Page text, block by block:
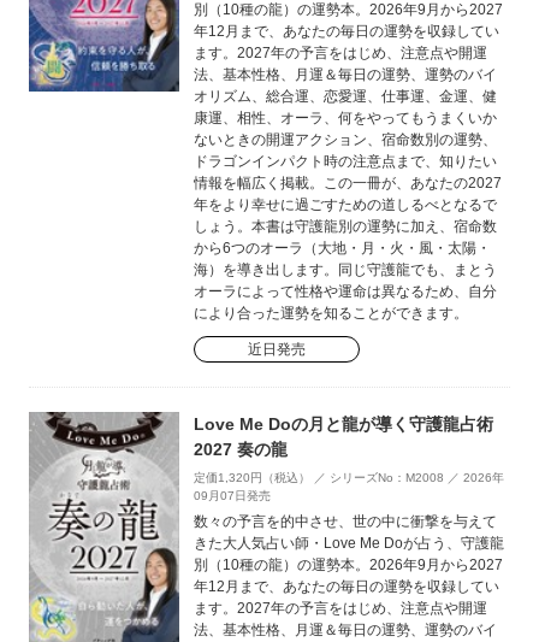
別（10種の龍）の運勢本。2026年9月から2027
年12月まで、あなたの毎日の運勢を収録してい
ます。2027年の予言をはじめ、注意点や開運
法、基本性格、月運＆毎日の運勢、運勢のバイ
オリズム、総合運、恋愛運、仕事運、金運、健
康運、相性、オーラ、何をやってもうまくいか
ないときの開運アクション、宿命数別の運勢、
ドラゴンインパクト時の注意点まで、知りたい
情報を幅広く掲載。この一冊が、あなたの2027
年をより幸せに過ごすための道しるべとなるで
しょう。本書は守護龍別の運勢に加え、宿命数
から6つのオーラ（大地・月・火・風・太陽・
海）を導き出します。同じ守護龍でも、まとう
オーラによって性格や運命は異なるため、自分
により合った運勢を知ることができます。
近日発売
Love Me Doの月と龍が導く守護龍占術
2027 奏の龍
定価1,320円（税込） ／ シリーズNo：M2008 ／ 2026年
09月07日発売
数々の予言を的中させ、世の中に衝撃を与えて
きた大人気占い師・Love Me Doが占う、守護龍
別（10種の龍）の運勢本。2026年9月から2027
年12月まで、あなたの毎日の運勢を収録してい
ます。2027年の予言をはじめ、注意点や開運
法、基本性格、月運＆毎日の運勢、運勢のバイ